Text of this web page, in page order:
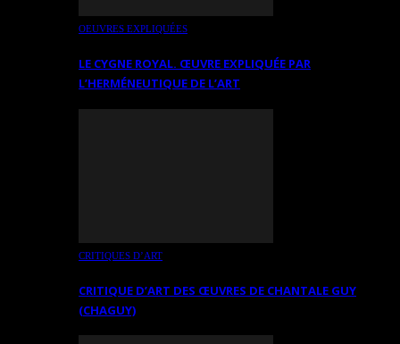
OEUVRES EXPLIQUÉES
LE CYGNE ROYAL. ŒUVRE EXPLIQUÉE PAR
L’HERMÉNEUTIQUE DE L’ART
CRITIQUES D’ART
CRITIQUE D’ART DES ŒUVRES DE CHANTALE GUY
(CHAGUY)